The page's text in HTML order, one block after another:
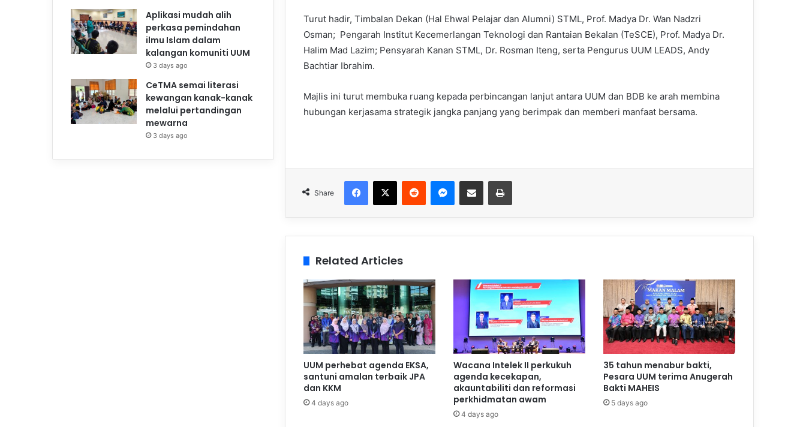
Turut hadir, Timbalan Dekan (Hal Ehwal Pelajar dan Alumni) STML, Prof. Madya Dr. Wan Nadzri
Osman; Pengarah Institut Kecemerlangan Teknologi dan Rantaian Bekalan (TeSCE), Prof. Madya Dr.
Halim Mad Lazim; Pensyarah Kanan STML, Dr. Rosman Iteng, serta Pengurus UUM LEADS, Andy
Bachtiar Ibrahim.
Majlis ini turut membuka ruang kepada perbincangan lanjut antara UUM dan BDB ke arah membina
hubungan kerjasama strategik jangka panjang yang berimpak dan memberi manfaat bersama.
Share
Related Articles
UUM perhebat agenda EKSA,
santuni amalan terbaik JPA
dan KKM
4 days ago
Wacana Intelek II perkukuh
agenda kecekapan,
akauntabiliti dan reformasi
perkhidmatan awam
4 days ago
35 tahun menabur bakti,
Pesara UUM terima Anugerah
Bakti MAHEIS
5 days ago
Aplikasi mudah alih
perkasa pemindahan
ilmu Islam dalam
kalangan komuniti UUM
3 days ago
CeTMA semai literasi
kewangan kanak-kanak
melalui pertandingan
mewarna
3 days ago